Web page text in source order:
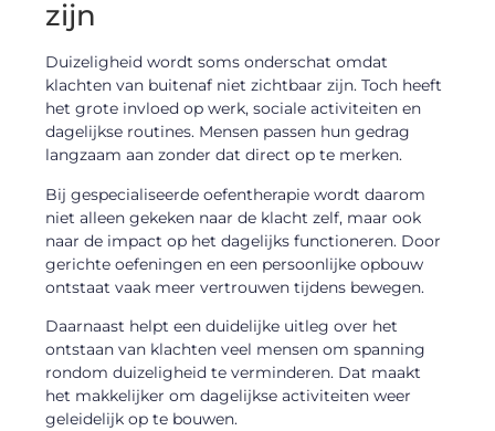
zijn
Duizeligheid wordt soms onderschat omdat
klachten van buitenaf niet zichtbaar zijn. Toch heeft
het grote invloed op werk, sociale activiteiten en
dagelijkse routines. Mensen passen hun gedrag
langzaam aan zonder dat direct op te merken.
Bij gespecialiseerde oefentherapie wordt daarom
niet alleen gekeken naar de klacht zelf, maar ook
naar de impact op het dagelijks functioneren. Door
gerichte oefeningen en een persoonlijke opbouw
ontstaat vaak meer vertrouwen tijdens bewegen.
Daarnaast helpt een duidelijke uitleg over het
ontstaan van klachten veel mensen om spanning
rondom duizeligheid te verminderen. Dat maakt
het makkelijker om dagelijkse activiteiten weer
geleidelijk op te bouwen.